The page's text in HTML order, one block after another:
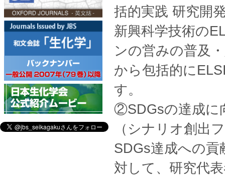
括的実践 研究開
新興科学技術の
ンの営みの普及
から包括的に
す。
②SDGsの達成に
（シナリオ創出
SDGs達成への貢
対して、研究代